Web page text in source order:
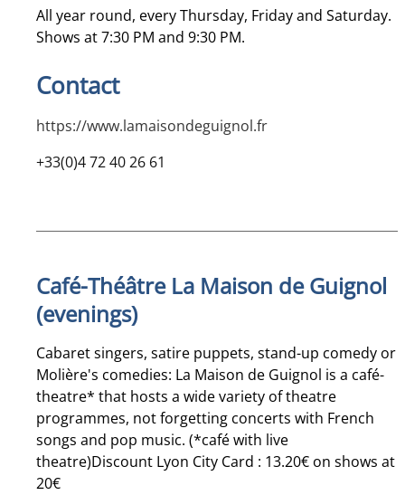
All year round, every Thursday, Friday and Saturday.
Shows at 7:30 PM and 9:30 PM.
Contact
https://www.lamaisondeguignol.fr
+33(0)4 72 40 26 61
Café-Théâtre La Maison de Guignol
(evenings)
Cabaret singers, satire puppets, stand-up comedy or
Molière's comedies: La Maison de Guignol is a café-
theatre* that hosts a wide variety of theatre
programmes, not forgetting concerts with French
songs and pop music. (*café with live
theatre)Discount Lyon City Card : 13.20€ on shows at
20€